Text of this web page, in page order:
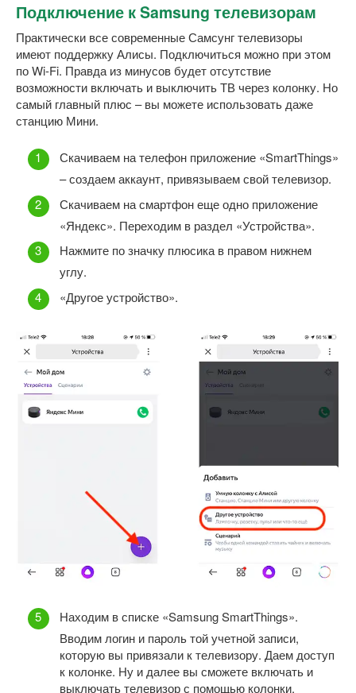
Подключение к Samsung телевизорам
Практически все современные Самсунг телевизоры
имеют поддержку Алисы. Подключиться можно при этом
по Wi-Fi. Правда из минусов будет отсутствие
возможности включать и выключить ТВ через колонку. Но
самый главный плюс – вы можете использовать даже
станцию Мини.
Скачиваем на телефон приложение «SmartThings»
– создаем аккаунт, привязываем свой телевизор.
Скачиваем на смартфон еще одно приложение
«Яндекс». Переходим в раздел «Устройства».
Нажмите по значку плюсика в правом нижнем
углу.
«Другое устройство».
Находим в списке «Samsung SmartThings».
Вводим логин и пароль той учетной записи,
которую вы привязали к телевизору. Даем доступ
к колонке. Ну и далее вы сможете включать и
выключать телевизор с помощью колонки.